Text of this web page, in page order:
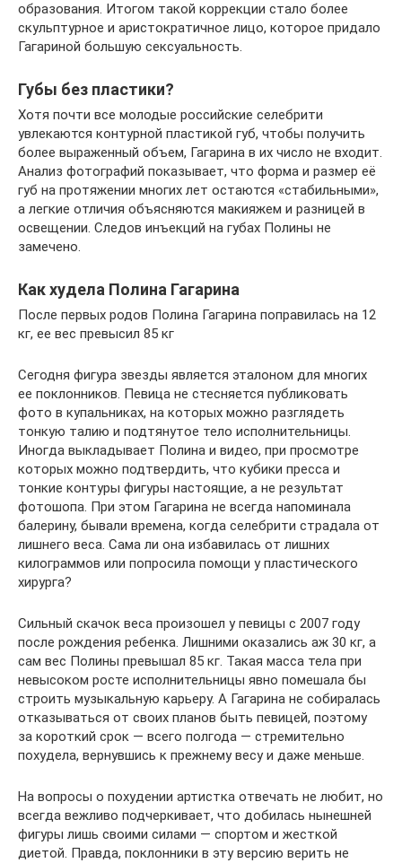
образования. Итогом такой коррекции стало более
скульптурное и аристократичное лицо, которое придало
Гагариной большую сексуальность.
Губы без пластики?
Хотя почти все молодые российские селебрити
увлекаются контурной пластикой губ, чтобы получить
более выраженный объем, Гагарина в их число не входит.
Анализ фотографий показывает, что форма и размер её
губ на протяжении многих лет остаются «стабильными»,
а легкие отличия объясняются макияжем и разницей в
освещении. Следов инъекций на губах Полины не
замечено.
Как худела Полина Гагарина
После первых родов Полина Гагарина поправилась на 12
кг, ее вес превысил 85 кг
Сегодня фигура звезды является эталоном для многих
ее поклонников. Певица не стесняется публиковать
фото в купальниках, на которых можно разглядеть
тонкую талию и подтянутое тело исполнительницы.
Иногда выкладывает Полина и видео, при просмотре
которых можно подтвердить, что кубики пресса и
тонкие контуры фигуры настоящие, а не результат
фотошопа. При этом Гагарина не всегда напоминала
балерину, бывали времена, когда селебрити страдала от
лишнего веса. Сама ли она избавилась от лишних
килограммов или попросила помощи у пластического
хирурга?
Сильный скачок веса произошел у певицы с 2007 году
после рождения ребенка. Лишними оказались аж 30 кг, а
сам вес Полины превышал 85 кг. Такая масса тела при
невысоком росте исполнительницы явно помешала бы
строить музыкальную карьеру. А Гагарина не собиралась
отказываться от своих планов быть певицей, поэтому
за короткий срок — всего полгода — стремительно
похудела, вернувшись к прежнему весу и даже меньше.
На вопросы о похудении артистка отвечать не любит, но
всегда вежливо подчеркивает, что добилась нынешней
фигуры лишь своими силами — спортом и жесткой
диетой. Правда, поклонники в эту версию верить не